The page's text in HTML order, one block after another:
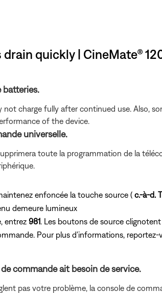
quickly | CineMate®
batteries.
not charge fully after continued use. Also,
of the device.
universelle.
toute la programmation de la
enfoncée la touche source ( c.-à-d.
demeure lumineux
entrez 981 . Les boutons de source
Pour plus d'informations, reportez-
commande ait besoin de service.
pas votre problème, la console de